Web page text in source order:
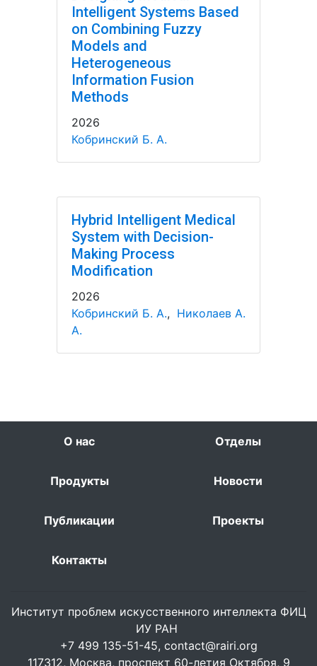
Intelligent Systems Based
on Combining Fuzzy
Models and
Heterogeneous
Information Fusion
Methods
2026
Кобринский Б. А.
Hybrid Intelligent Medical
System with Decision-
Making Process
Modification
2026
Кобринский Б. А., Николаев А.
А.
О нас Отделы
Продукты Новости
Публикации Проекты
Контакты
Институт проблем искусственного интеллекта ФИЦ
ИУ РАН
+7 499 135-51-45, contact@rairi.org
117312, Москва, проспект 60-летия Октября, 9